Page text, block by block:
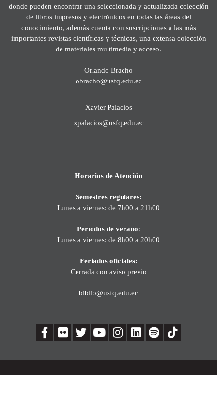
donde pueden encontrar una seleccionada y actualizada colección
de libros impresos y electrónicos en todas las áreas del
conocimiento, además cuenta con suscripciones a las más
importantes revistas científicas y técnicas, una extensa colección
de materiales multimedia y acceso.
Orlando Bracho
obracho@usfq.edu.ec
Xavier Palacios
xpalacios@usfq.edu.ec
Horarios de Atención
Semestres regulares:
Lunes a viernes: de 7h00 a 21h00
Períodos de verano:
Lunes a viernes: de 8h00 a 20h00
Feriados oficiales:
Cerrada con aviso previo
biblio@usfq.edu.ec